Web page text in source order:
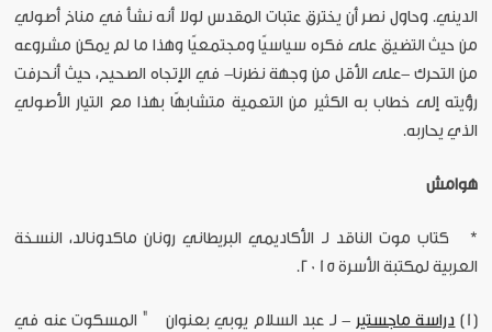
الديني. وحاول نصر أن يخترق عتبات المقدس لولا أنه نشأ في مناخ أصولي
من حيث التضيق على فكره سياسيًا ومجتمعيًا وهذا ما لم يمكن مشروعه
من التحرك -على الأقل من وجهة نظرنا- في الإتجاه الصحيح، حيث أنحرفت
رؤيته إلى خطاب به الكثير من التعمية متشابهًا بهذا مع التيار الأصولي
الذي يحاربه.
هوامش
* كتاب موت الناقد لـ الأكاديمي البريطاني رونان ماكدونالد، النسخة
العربية لمكتبة الأسرة 2015.
[1] دراسة ماجستير - لـ عبد السلام يوبي بعنوان " المسكوت عنه في